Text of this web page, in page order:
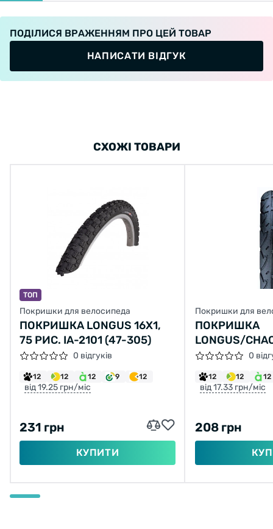
ПОДІЛИСЯ ВРАЖЕННЯМ ПРО ЦЕЙ ТОВАР
НАПИСАТИ ВІДГУК
СХОЖІ ТОВАРИ
ТОП
Покришки для велосипеда
ПОКРИШКА LONGUS 16X1,
75 РИС. IA-2101 (47-305)
0 відгуків
12 12 12 9 12
від 19.25 грн/міс
231 грн
КУПИТИ
Покришки для
ПОКРИШКА
LONGUS/
1/2X2-1/4 H-
0
12 12 12
від 17.33 грн/міс
208 грн